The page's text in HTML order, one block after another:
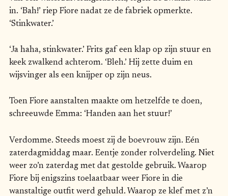
in. ‘Bah!’ riep Fiore nadat ze de fabriek opmerkte.
‘Stinkwater.’
‘Ja haha, stinkwater.’ Frits gaf een klap op zijn stuur en
keek zwalkend achterom. ‘Bleh.’ Hij zette duim en
wijsvinger als een knijper op zijn neus.
Toen Fiore aanstalten maakte om hetzelfde te doen,
schreeuwde Emma: ‘Handen aan het stuur!’
Verdomme. Steeds moest zij de boevrouw zijn. Eén
zaterdagmiddag maar. Eentje zonder rolverdeling. Niet
weer zo’n zaterdag met dat gestolde gebruik. Waarop
Fiore bij enigszins toelaatbaar weer Fiore in die
wanstaltige outfit werd gehuld. Waarop ze klef met z’n